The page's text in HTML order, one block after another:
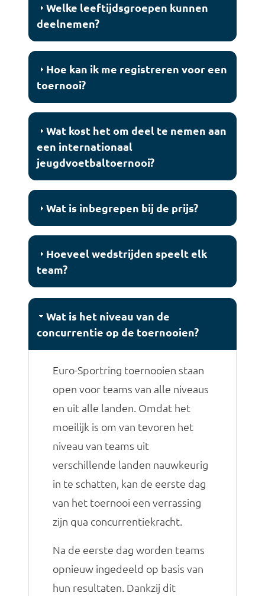
Welke leeftijdsgroepen kunnen
deelnemen?
Hoe kan ik me registreren voor een
toernooi?
Wat kost het om deel te nemen aan
een internationaal
jeugdvoetbaltoernooi?
Wat is inbegrepen bij de prijs?
Hoeveel wedstrijden speelt elk
team?
Wat is het niveau van de
concurrentie op de toernooien?
Euro-Sportring toernooien staan
open voor teams van alle niveaus
en uit alle landen. Omdat het
moeilijk is om van tevoren het
niveau van teams uit
verschillende landen nauwkeurig
in te schatten, kan de eerste dag
van het toernooi een verrassing
zijn qua concurrentiekracht.
Na de eerste dag worden teams
opnieuw ingedeeld op basis van
hun resultaten. Dankzij dit